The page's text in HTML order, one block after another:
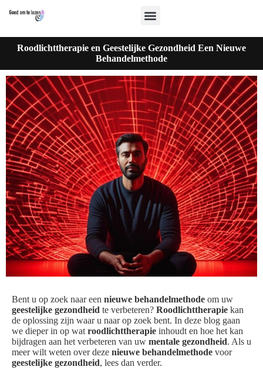
Roodlichttherapie en Geestelijke Gezondheid Een Nieuwe
Behandelmethode
Bent u op zoek naar een nieuwe behandelmethode om uw
geestelijke gezondheid te verbeteren? Roodlichttherapie kan
de oplossing zijn waar u naar op zoek bent. In deze blog gaan
we dieper in op wat roodlichttherapie inhoudt en hoe het kan
bijdragen aan het verbeteren van uw mentale gezondheid. Als u
meer wilt weten over deze nieuwe behandelmethode voor
geestelijke gezondheid, lees dan verder.